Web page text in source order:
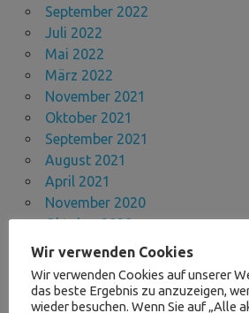
September 2022
Juli 2022
Mai 2022
März 2022
November 2021
Oktober 2021
September 2021
August 2021
April 2021
November 2020
Oktober 2020
September 2020
März 2020
September 2019
August 2019
Wir verwenden Cookies
Wir verwenden Cookies auf unserer
das beste Ergebnis zu anzuzeigen,
wieder besuchen. Wenn Sie auf „Alle